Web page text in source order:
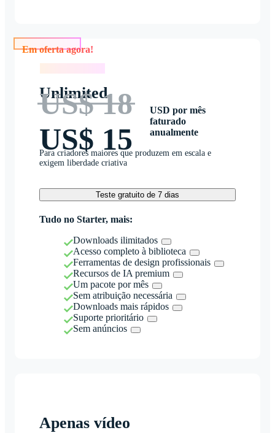
Unlimited
US$ 18
US$ 15
USD por mês
faturado
anualmente
Para criadores maiores que produzem em escala e
exigem liberdade criativa
Teste gratuito de 7 dias
Tudo no Starter, mais:
Downloads ilimitados
Acesso completo à biblioteca
Ferramentas de design profissionais
Recursos de IA premium
Um pacote por mês
Sem atribuição necessária
Downloads mais rápidos
Suporte prioritário
Sem anúncios
Apenas vídeo